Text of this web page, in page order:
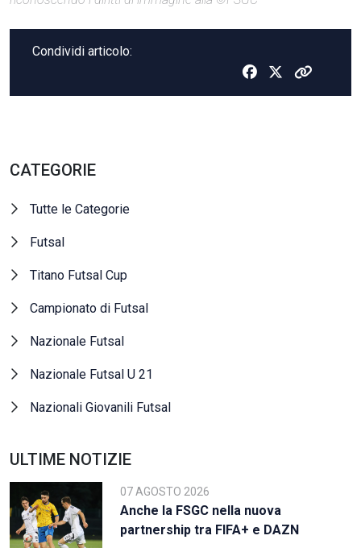
Condividi articolo:
CATEGORIE
Tutte le Categorie
Futsal
Titano Futsal Cup
Campionato di Futsal
Nazionale Futsal
Nazionale Futsal U 21
Nazionali Giovanili Futsal
ULTIME NOTIZIE
07 AGOSTO 2026
Anche la FSGC nella nuova
partnership tra FIFA+ e DAZN